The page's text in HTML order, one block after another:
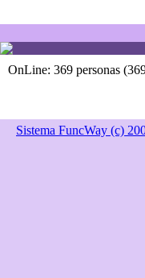
OnLine: 369 personas
Sistema FuncWay (c)